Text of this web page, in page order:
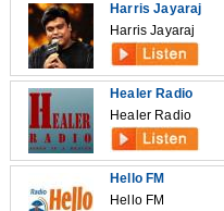
Harris Jayaraj
Harris Jayaraj
Healer Radio
Healer Radio
Hello FM
Hello FM